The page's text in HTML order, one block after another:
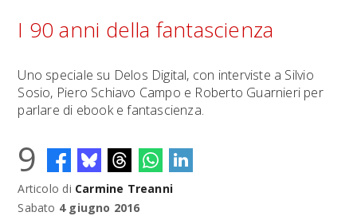
I 90 anni della fantascienza
Uno speciale su Delos Digital, con interviste a Silvio
Sosio, Piero Schiavo Campo e Roberto Guarnieri per
parlare di ebook e fantascienza.
9
Articolo di Carmine Treanni
Sabato 4 giugno 2016